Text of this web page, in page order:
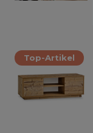
Top-Artikel